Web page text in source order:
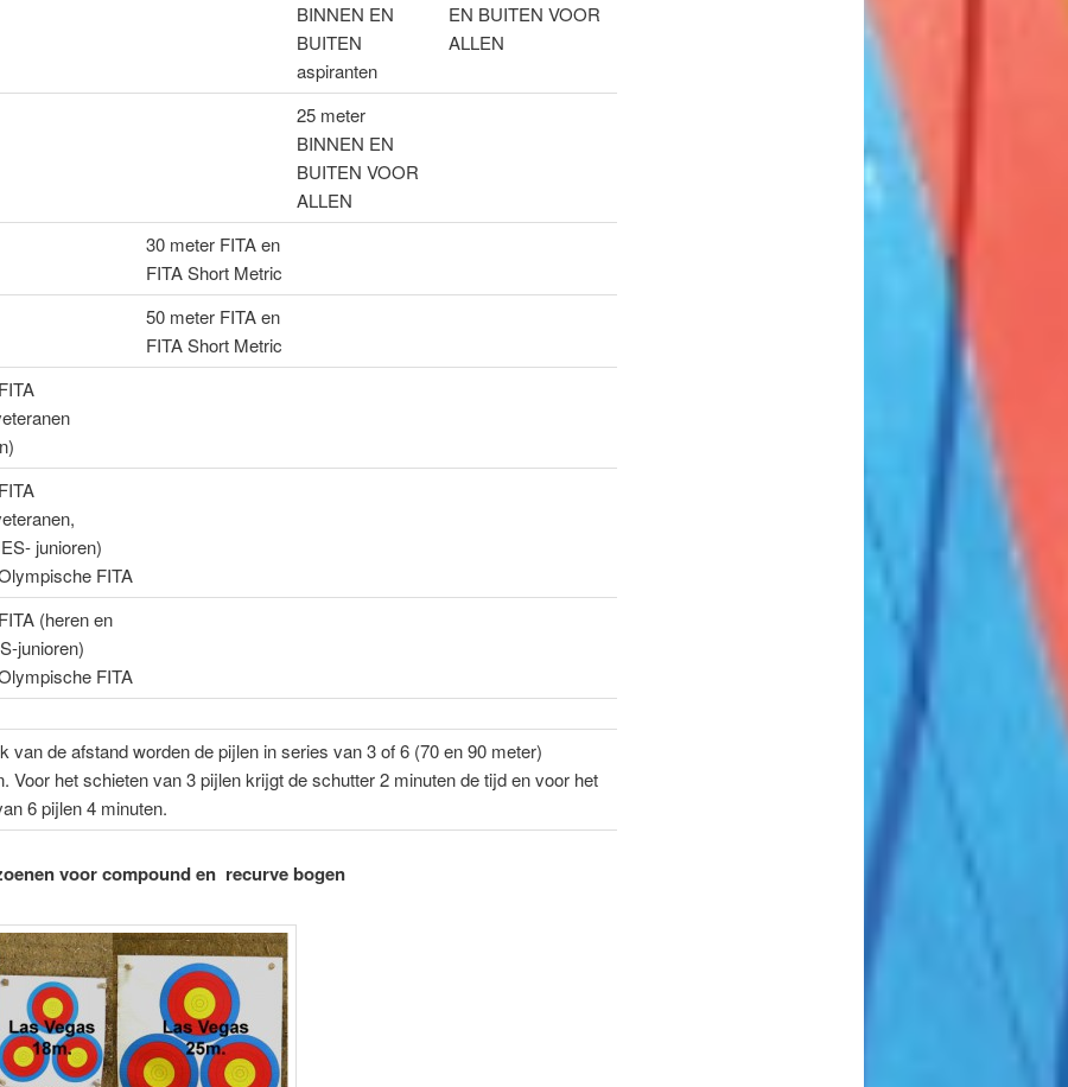
BINNEN EN
BUITEN
aspiranten
EN BUITEN VOOR
ALLEN
25 meter
BINNEN EN
BUITEN VOOR
ALLEN
30 meter FITA en
FITA Short Metric
50 meter FITA en
FITA Short Metric
junioren)
FITA
(heren en
junioren)
FITA
van de afstand worden de pijlen in series van 3 of 6 (70 en 90 meter)
Voor het schieten van 3 pijlen krijgt de schutter 2 minuten de tijd en voor het
6 pijlen 4 minuten.
voor compound en recurve bogen